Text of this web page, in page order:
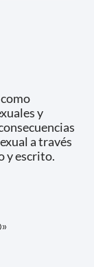
y
a través
y escrito.